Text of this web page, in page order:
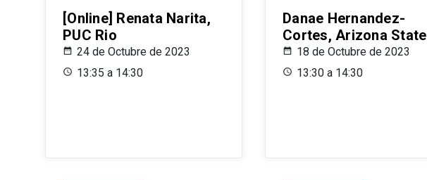
[Online] Renata Narita,
PUC Rio
24 de Octubre de 2023
13:35 a 14:30
Danae Hernandez-
Cortes, Arizona State
18 de Octubre de 2023
13:30 a 14:30